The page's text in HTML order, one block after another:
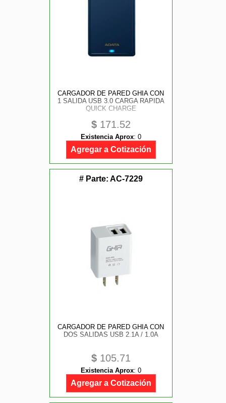
CARGADOR DE PARED GHIA CON
1 SALIDA USB 3.0 CARGA RAPIDA
QUICK CHARGE
$ 171.52
Existencia Aprox: 0
Agregar a Cotización
# Parte: AC-7229
CARGADOR DE PARED GHIA CON
DOS SALIDAS USB 2.1A / 1.0A
$ 105.71
Existencia Aprox: 0
Agregar a Cotización